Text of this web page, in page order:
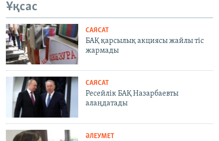
Ұқсас
САЯСАТ
БАҚ қарсылық акциясы жайлы тіс
жармады
САЯСАТ
Ресейлік БАҚ Назарбаевты
алаңдатады
ӘЛЕУМЕТ